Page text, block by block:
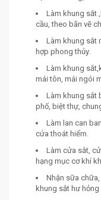
Làm khung sắt
cầu, theo bãn vẽ
Làm khung sắt
hợp phong thủy.
Làm khung
mái tôn, mái ngói
Làm khung sắt
phố, biệt thự,
Làm lan can
cửa thoát hiểm.
Làm cửa sắt,
hạng mục cơ khí
Nhận sữa
khung sắt hư hỏng